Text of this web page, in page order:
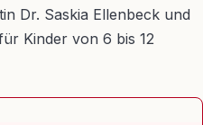
Dr. Saskia Ellenbeck und
Kinder von 6 bis 12